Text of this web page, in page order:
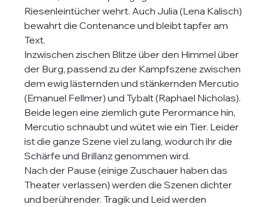
Riesenleintücher wehrt. Auch Julia (Lena Kalisch)
bewahrt die Contenance und bleibt tapfer am
Text.
Inzwischen zischen Blitze über den Himmel über
der Burg, passend zu der Kampfszene zwischen
dem ewig lästernden und stänkernden Mercutio
(Emanuel Fellmer) und Tybalt (Raphael Nicholas).
Beide legen eine ziemlich gute Perormance hin,
Mercutio schnaubt und wütet wie ein Tier. Leider
ist die ganze Szene viel zu lang, wodurch ihr die
Schärfe und Brillanz genommen wird.
Nach der Pause (einige Zuschauer haben das
Theater verlassen) werden die Szenen dichter
und berührender. Tragik und Leid werden